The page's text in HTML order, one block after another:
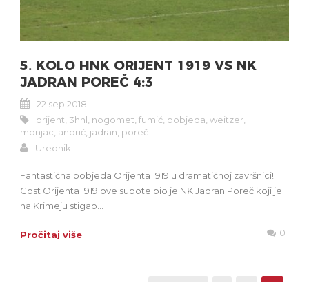
5. KOLO HNK ORIJENT 1919 VS NK
JADRAN POREČ 4:3
22 sep 2018
orijent 3hnl nogomet fumić pobjeda weitzer
monjac andrić jadran poreč
Urednik
Fantastična pobjeda Orijenta 1919 u dramatičnoj završnici!
Gost Orijenta 1919 ove subote bio je NK Jadran Poreč koji je
na Krimeju stigao...
Pročitaj više 0